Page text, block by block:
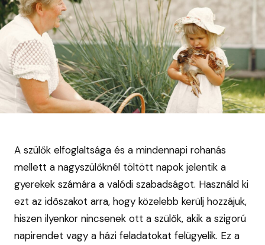
A szülők elfoglaltsága és a mindennapi rohanás
mellett a nagyszülőknél töltött napok jelentik a
gyerekek számára a valódi szabadságot. Használd ki
ezt az időszakot arra, hogy közelebb kerülj hozzájuk,
hiszen ilyenkor nincsenek ott a szülők, akik a szigorú
napirendet vagy a házi feladatokat felügyelik. Ez a